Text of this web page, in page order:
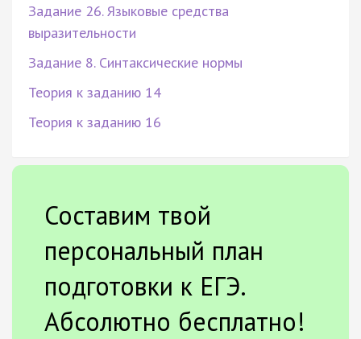
Задание 26. Языковые средства
выразительности
Задание 8. Синтаксические нормы
Теория к заданию 14
Теория к заданию 16
Составим твой
персональный план
подготовки к ЕГЭ.
Абсолютно бесплатно!